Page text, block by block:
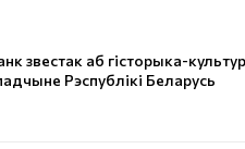
звестак аб гісторыка-
Рэспублікі Беларусь